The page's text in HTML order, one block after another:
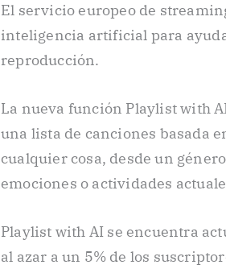
El servicio europeo de
inteligencia artificial para
reproducción.
La nueva función Playlist with
una lista de canciones basada
cualquier cosa, desde un
emociones o actividades
Playlist with AI se encuentra
al azar a un 5% de los